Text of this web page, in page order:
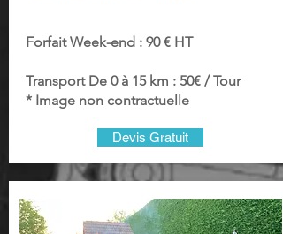
Forfait Week-end : 90 € HT
Transport De 0 à 15 km : 50€ / Tour
* Image non contractuelle
Devis Gratuit